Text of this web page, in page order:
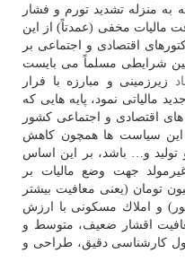
منزله تشدید تورم و فشار
مالیات مخفی (عمدتاً) از این
اقتصادی و اجتماعی بر
شرایطی مسلماً می بایست
زیرزمینی و مبارزه با فرار
مالیاتی نمود، پایه هایی كه
های اقتصادی و اجتماعی كشور
این سیاست ها همچون كاهش
تولید و… باشد، بر این اساس
جهت وضع مالیات بر
تومان (یعنی معافیت بیشتر
و املاك مسكونی با ارزش
اقشار ضعیف، متوسط و
كارشناسی دقیق، طراحی و